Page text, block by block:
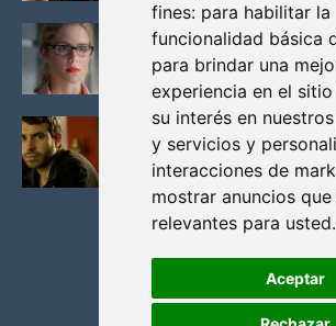
fines: para habilitar la
funcionalidad básica
para brindar una
experiencia en el
su interés en
y servicios y
interacciones de
mostrar anuncios que
relevantes para usted.
Aceptar
FELICITY (EMILY BETT
MAS BONITAS DE LA ALIADA
Noviembre 30, 2013
BLACK MIRROR: TODA TU
LA CRITICA
Mayo 17, 2012